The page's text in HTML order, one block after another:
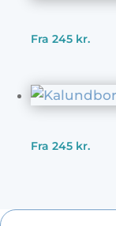
Fra245 kr.
Fra245 kr.